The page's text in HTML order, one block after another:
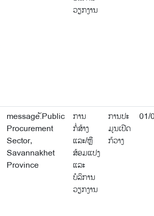
ວຽກງານ
message.ັPublic
Procurement
Sector,
Savannakhet
Province
ການ
ກໍ່ສ້າງ
ແລະ/ຫຼື
ສ້ອມແປງ
ແລະ
ບໍລິການ
ວຽກງານ
ການປະ
ມູນເປີດ
ກ້ວາງ
01/